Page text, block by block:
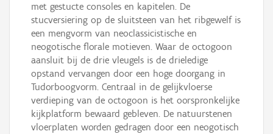
met gestucte consoles en kapitelen. De
stucversiering op de sluitsteen van het ribgewelf is
een mengvorm van neoclassicistische en
neogotische florale motieven. Waar de octogoon
aansluit bij de drie vleugels is de drieledige
opstand vervangen door een hoge doorgang in
Tudorboogvorm. Centraal in de gelijkvloerse
verdieping van de octogoon is het oorspronkelijke
kijkplatform bewaard gebleven. De natuurstenen
vloerplaten worden gedragen door een neogotisch